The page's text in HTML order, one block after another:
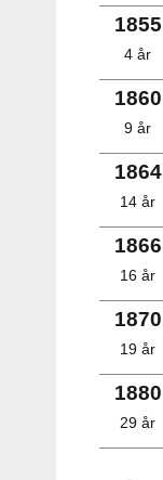
1855
4 år
1860
9 år
1864
14 år
1866
16 år
1870
19 år
1880
29 år